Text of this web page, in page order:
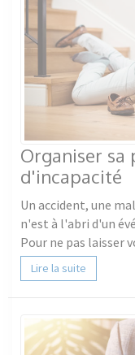
Organiser sa
d'incapacité
Un accident, une
n'est à l'abri d'un
Pour ne pas laisser
Lire la suite